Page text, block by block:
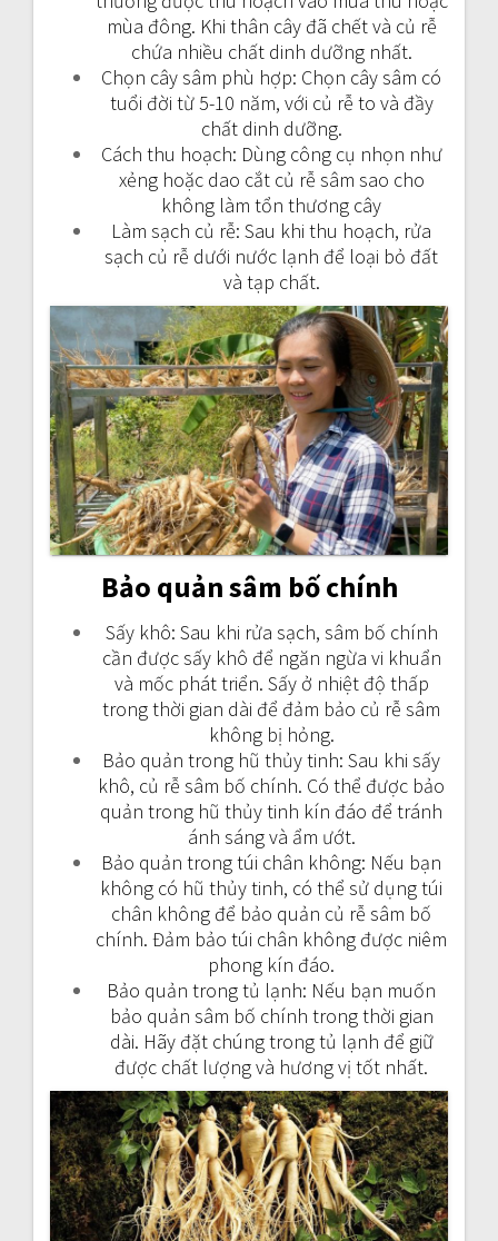
mùa đông. Khi thân cây đã chết và củ rễ
chứa nhiều chất dinh dưỡng nhất.
Chọn cây sâm phù hợp: Chọn cây sâm có
tuổi đời từ 5-10 năm, với củ rễ to và đầy
chất dinh dưỡng.
Cách thu hoạch: Dùng công cụ nhọn như
xẻng hoặc dao cắt củ rễ sâm sao cho
không làm tổn thương cây
Làm sạch củ rễ: Sau khi thu hoạch, rửa
sạch củ rễ dưới nước lạnh để loại bỏ đất
và tạp chất.
Bảo quản sâm bố chính
Sấy khô: Sau khi rửa sạch, sâm bố chính
cần được sấy khô để ngăn ngừa vi khuẩn
và mốc phát triển. Sấy ở nhiệt độ thấp
trong thời gian dài để đảm bảo củ rễ sâm
không bị hỏng.
Bảo quản trong hũ thủy tinh: Sau khi sấy
khô, củ rễ sâm bố chính. Có thể được bảo
quản trong hũ thủy tinh kín đáo để tránh
ánh sáng và ẩm ướt.
Bảo quản trong túi chân không: Nếu bạn
không có hũ thủy tinh, có thể sử dụng túi
chân không để bảo quản củ rễ sâm bố
chính. Đảm bảo túi chân không được niêm
phong kín đáo.
Bảo quản trong tủ lạnh: Nếu bạn muốn
bảo quản sâm bố chính trong thời gian
dài. Hãy đặt chúng trong tủ lạnh để giữ
được chất lượng và hương vị tốt nhất.